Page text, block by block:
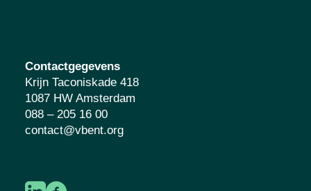
Contactgegevens
Krijn Taconiskade 418
1087 HW Amsterdam
088 – 205 16 00
contact@vbent.org